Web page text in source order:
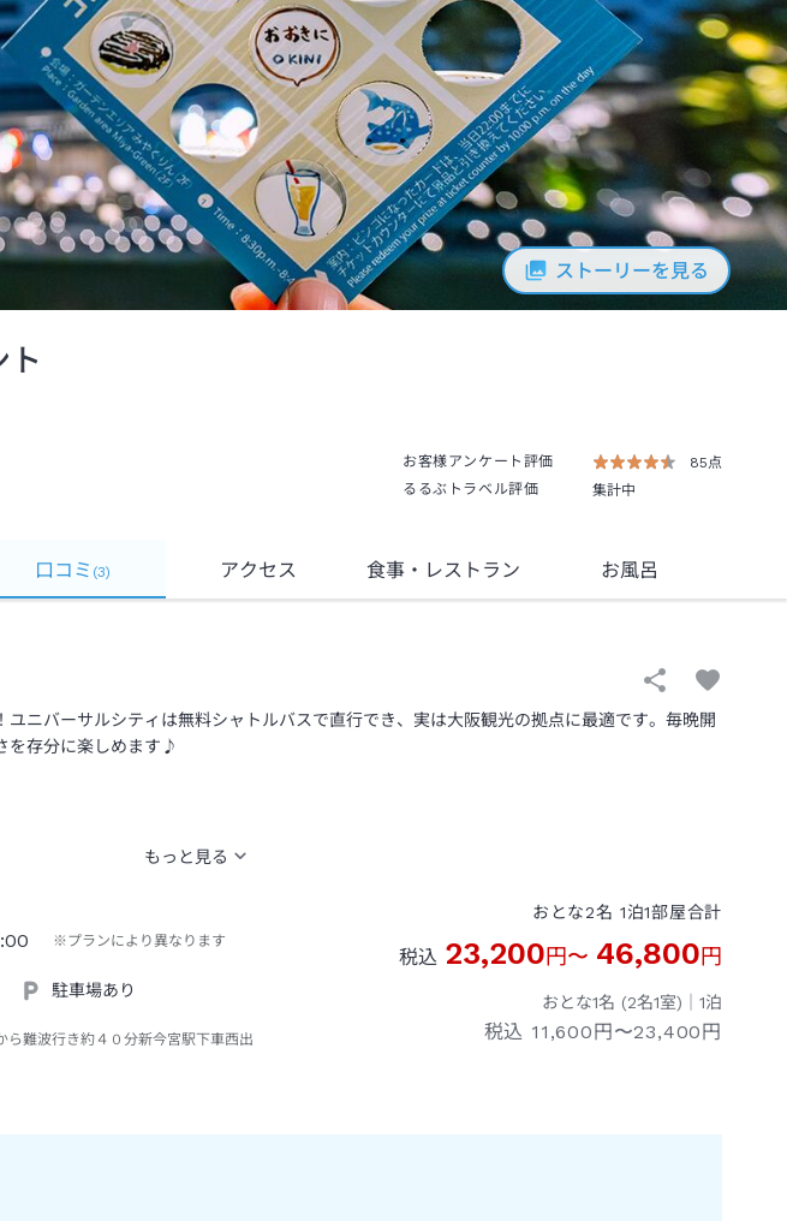
ストーリーを見る
お客様アンケート評価
85点
るるぶトラベル評価
集計中
口コミ (3) アクセス 食事 ・レストラン お風呂
ニバーサルシティは無料シャトルバスで直行でき、実は大阪観光の拠点に最適です。毎晩開
を存分に楽しめます♪
※プランにより異なります
駐車場あり
難波行き約４０分新今宮駅下車西出
おとな2名 1泊1部屋合計
税込 23,200円〜 46,800円
おとな1名 (2名1室)｜ 1泊
税込 11,600円〜23,400円